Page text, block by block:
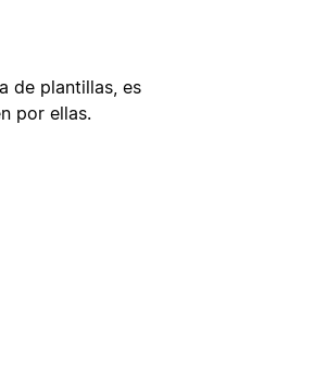
de plantillas, es
por ellas.